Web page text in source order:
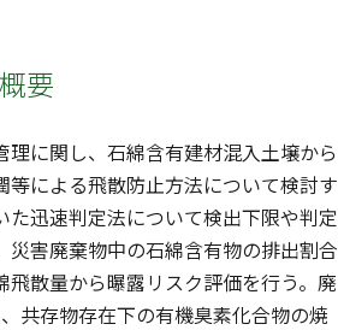
要
理に関し、石綿含有建材混入土壌から
等による飛散防止方法について検討す
た迅速判定法について検出下限や判定
災害廃棄物中の石綿含有物の排出割合
飛散量から曝露リスク評価を行う。廃
共存物存在下の有機臭素化合物の焼